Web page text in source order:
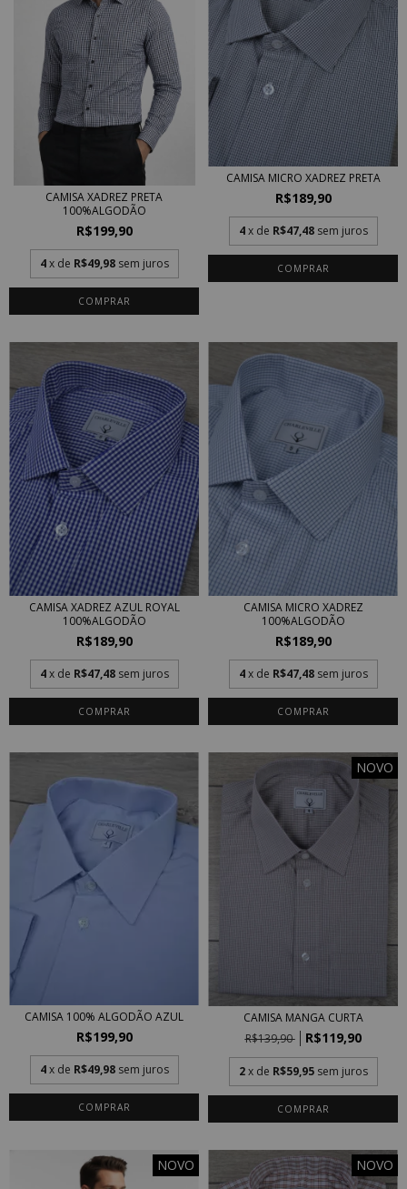
CAMISA XADREZ PRETA
100%ALGODÃO
R$199,90
4 x de R$49,98 sem juros
COMPRAR
CAMISA MICRO XADREZ PRETA
R$189,90
4 x de R$47,48 sem juros
COMPRAR
CAMISA XADREZ AZUL ROYAL
100%ALGODÃO
R$189,90
4 x de R$47,48 sem juros
COMPRAR
CAMISA MICRO XADREZ
100%ALGODÃO
R$189,90
4 x de R$47,48 sem juros
COMPRAR
CAMISA 100% ALGODÃO AZUL
R$199,90
4 x de R$49,98 sem juros
COMPRAR
NOVO
CAMISA MANGA CURTA
R$139,90
R$119,90
2 x de R$59,95 sem juros
COMPRAR
NOVO NOVO